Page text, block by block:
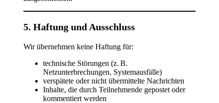
5. Haftung und Ausschluss
Wir übernehmen keine Haftung für:
technische Störungen (z. B.
Netzunterbrechungen, Systemausfälle)
verspätete oder nicht übermittelte Nachrichten
Inhalte, die durch Teilnehmende gepostet oder
kommentiert werden